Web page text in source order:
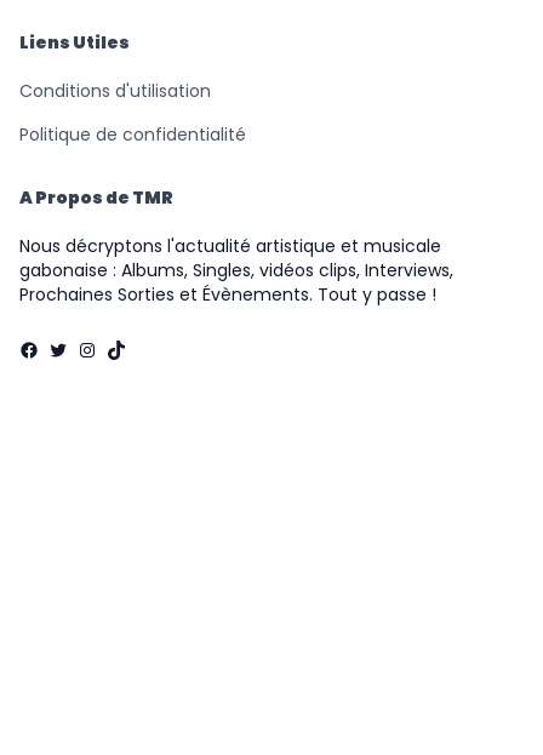
Liens Utiles
Conditions d'utilisation
Politique de confidentialité
A Propos de TMR
Nous décryptons l'actualité artistique et musicale
gabonaise : Albums, Singles, vidéos clips, Interviews,
Prochaines Sorties et Évènements. Tout y passe !
Facebook
Twitter
Instagram
TikTok